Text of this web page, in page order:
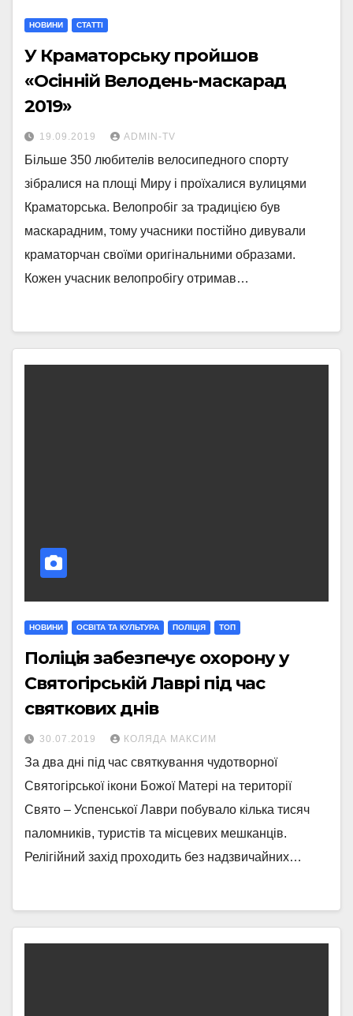
НОВИНИ СТАТТI
У Краматорську пройшов
«Осінній Велодень-маскарад
2019»
19.09.2019 ADMIN-TV
Більше 350 любителів велосипедного спорту
зібралися на площі Миру і проїхалися вулицями
Краматорська. Велопробіг за традицією був
маскарадним, тому учасники постійно дивували
краматорчан своїми оригінальними образами.
Кожен учасник велопробігу отримав…
НОВИНИ ОСВІТА ТА КУЛЬТУРА ПОЛІЦІЯ ТОП
Поліція забезпечує охорону у
Святогірській Лаврі під час
святкових днів
30.07.2019 КОЛЯДА МАКСИМ
За два дні під час святкування чудотворної
Святогірської ікони Божої Матері на території
Свято – Успенської Лаври побувало кілька тисяч
паломників, туристів та місцевих мешканців.
Релігійний захід проходить без надзвичайних…